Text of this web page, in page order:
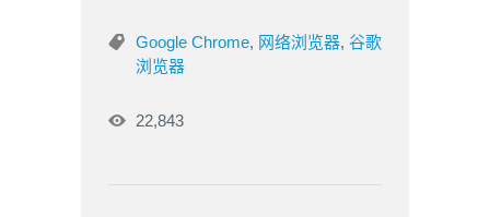
Google Chrome, 网络浏览器, 谷歌
浏览器
22,843